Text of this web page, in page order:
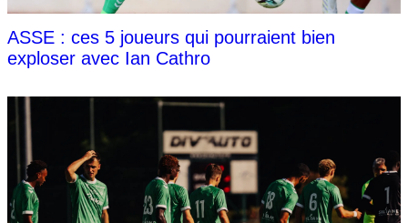
ASSE : ces 5 joueurs qui pourraient bien
exploser avec Ian Cathro